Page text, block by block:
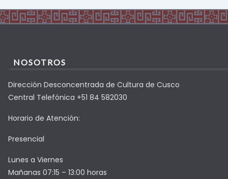
NOSOTROS
Dirección Desconcentrada de Cultura de Cusco
Central Telefónica +51 84 582030
Horario de Atención:
Presencial
Lunes a Viernes
Mañanas 07:15 – 13:00 horas